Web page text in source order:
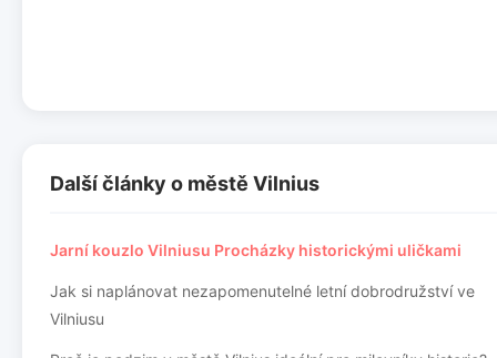
Další články o městě Vilnius
Jarní kouzlo Vilniusu Procházky historickými uličkami
Jak si naplánovat nezapomenutelné letní dobrodružství ve
Vilniusu